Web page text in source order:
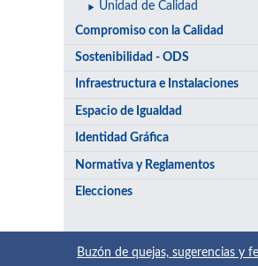
Unidad de Calidad
Compromiso con la Calidad
Sostenibilidad - ODS
Infraestructura e Instalaciones
Espacio de Igualdad
Identidad Gráfica
Normativa y Reglamentos
Elecciones
Buzón de quejas, sugerencias y